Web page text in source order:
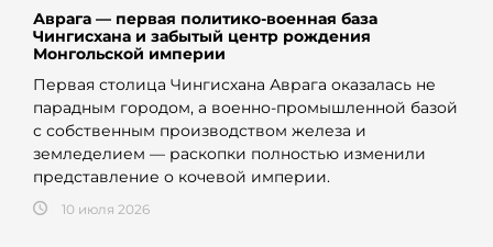
Аврага — первая политико-военная база
Чингисхана и забытый центр рождения
Монгольской империи
Первая столица Чингисхана Аврага оказалась не
парадным городом, а военно-промышленной базой
с собственным производством железа и
земледелием — раскопки полностью изменили
представление о кочевой империи.
10 июля 2026